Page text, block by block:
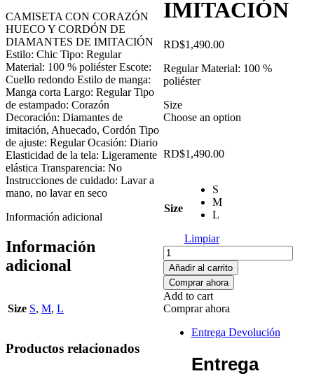
IMITACIÓN
RD$1,490.00
Regular Material: 100 %
poliéster
Size
Choose an option
RD$1,490.00
Size
S
M
L
Limpiar
CAMISETA
CON
CORDÓN
Y
CORAZÓN
HUECO
DIAMANTES
IMITACIÓN
Añadir al carrito
Comprar ahora
Add to cart
Comprar ahora
Entrega Devolución
Entrega
CAMISETA CON CORAZÓN
HUECO Y CORDÓN DE
DIAMANTES DE IMITACIÓN
Estilo: Chic Tipo: Regular
Material: 100 % poliéster Escote:
Cuello redondo Estilo de manga:
Manga corta Largo: Regular Tipo
de estampado: Corazón
Decoración: Diamantes de
imitación, Ahuecado, Cordón Tipo
de ajuste: Regular Ocasión: Diario
Elasticidad de la tela: Ligeramente
elástica Transparencia: No
Instrucciones de cuidado: Lavar a
mano, no lavar en seco
Información adicional
Información
adicional
Size S, M, L
Productos relacionados